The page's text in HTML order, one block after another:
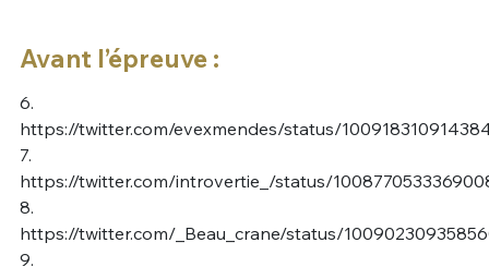
Avant l’épreuve :
6.
https://twitter.com/evexmendes/status/
7.
https://twitter.com/introvertie_/status/
8.
https://twitter.com/_Beau_crane/status/
9.